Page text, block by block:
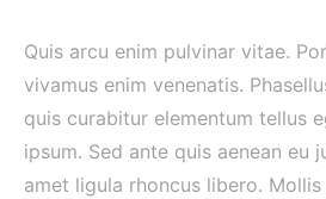
Quis arcu enim pulvinar vitae.
vivamus enim venenatis.
quis curabitur elementum tellus
ipsum. Sed ante quis aenean eu
amet ligula rhoncus libero.